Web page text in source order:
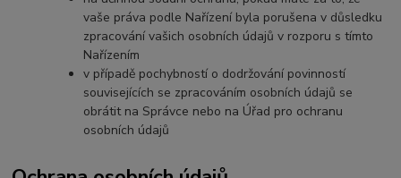
vaše práva podle Nařízení byla porušena v důsledku
zpracování vašich osobních údajů v rozporu s tímto
Nařízením
v případě pochybností o dodržování povinností
souvisejících se zpracováním osobních údajů se
obrátit na Správce nebo na Úřad pro ochranu
osobních údajů